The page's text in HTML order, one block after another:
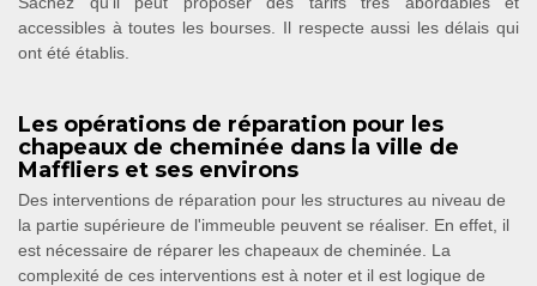
accessibles à toutes les bourses. Il respecte aussi les délais qui
ont été établis.
Les opérations de réparation pour les
chapeaux de cheminée dans la ville de
Maffliers et ses environs
Des interventions de réparation pour les structures au niveau de
la partie supérieure de l'immeuble peuvent se réaliser. En effet, il
est nécessaire de réparer les chapeaux de cheminée. La
complexité de ces interventions est à noter et il est logique de